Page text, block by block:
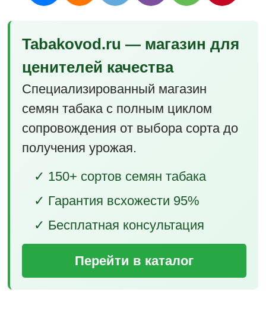
Tabakovod.ru — магазин для
ценителей качества
Специализированный магазин
семян табака с полным циклом
сопровождения от выбора сорта до
получения урожая.
✓ 150+ сортов семян табака
✓ Гарантия всхожести 95%
✓ Бесплатная консультация
Перейти в каталог